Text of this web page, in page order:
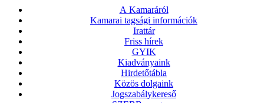
A Kamaráról
Kamarai tagsági információk
Irattár
Friss hírek
GYIK
Kiadványaink
Hirdetőtábla
Közös dolgaink
Jogszabálykereső